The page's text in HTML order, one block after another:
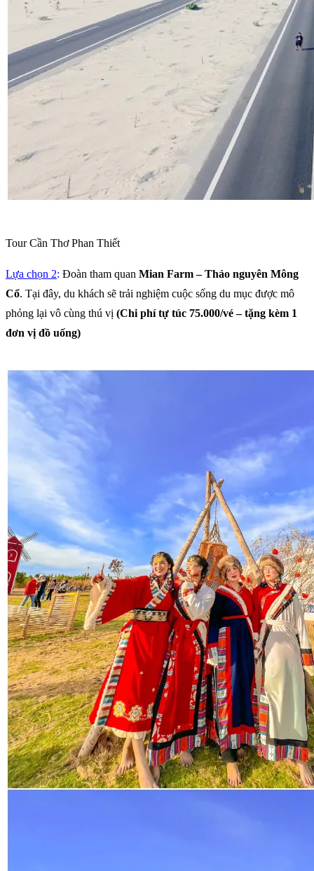
Tour Cần Thơ Phan Thiết
Lựa chọn 2: Đoàn tham quan Mian Farm – Thảo nguyên Mông
Cổ. Tại đây, du khách sẽ trải nghiệm cuộc sống du mục được mô
phỏng lại vô cùng thú vị (Chi phí tự túc 75.000/vé – tặng kèm 1
đơn vị đồ uống)